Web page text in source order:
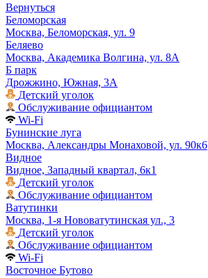
Вернуться
Беломорская
Москва, Беломорская, ул. 9
Беляево
Москва, Академика Волгина, ул. 8А
Б парк
Дрожжино, Южная, 3А
Детский уголок
Обслуживание официантом
Wi-Fi
Бунинские луга
Москва, Александры Монаховой, ул. 90к6
Видное
Видное, Западный квартал, 6к1
Детский уголок
Обслуживание официантом
Ватутинки
Москва, 1-я Нововатутинская ул., 3
Детский уголок
Обслуживание официантом
Wi-Fi
Восточное Бутово